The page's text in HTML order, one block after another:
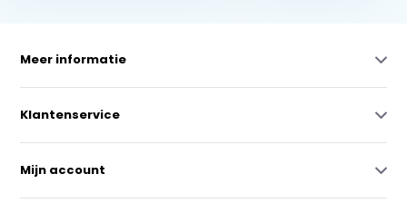
Meer informatie
Klantenservice
Mijn account